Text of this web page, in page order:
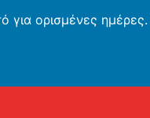
ορισμένες